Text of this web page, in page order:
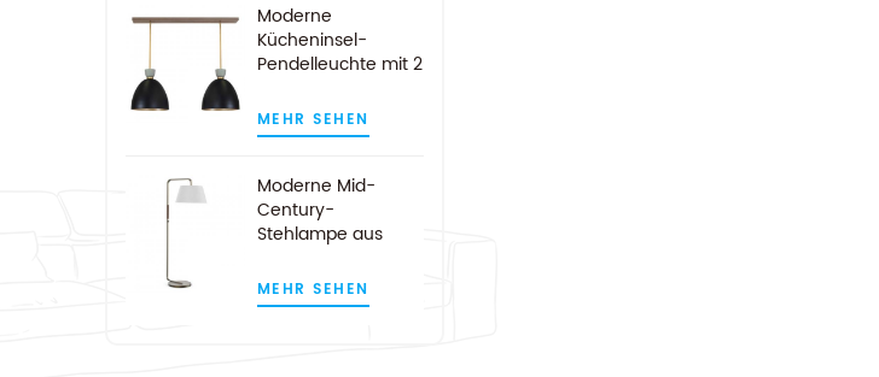
Moderne
Kücheninsel-
Pendelleuchte mit 2
in Schwarz und
Gold
MEHR SEHEN
Moderne Mid-
Century-
Stehlampe aus
MEHR SEHEN